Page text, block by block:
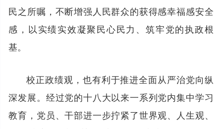
民之所嘱，不断增强人民群众的获得感幸福感安全
感，以实绩实效凝聚民心民力、筑牢党的执政根
基。
校正政绩观，也有利于推进全面从严治党向纵
深发展。经过党的十八大以来一系列党内集中学习
教育，党员、干部进一步拧紧了世界观、人生观、